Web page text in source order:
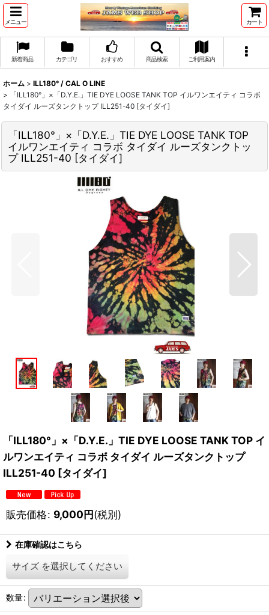
メニュー カート
新着商品 カテゴリ おすすめ 商品検索 ご利用案内
ホーム > ILL180° / CAL O LINE
>
「ILL180°」×「D.Y.E.」TIE DYE LOOSE TANK TOP イルワンエイティ コラボ
タイダイ ルーズタンクトップ ILL251-40 [タイダイ]
「ILL180°」×「D.Y.E.」TIE DYE LOOSE TANK TOP
イルワンエイティ コラボ タイダイ ルーズタンクトッ
プ ILL251-40 [タイダイ]
「ILL180°」×「D.Y.E.」TIE DYE LOOSE TANK TOP イ
ルワンエイティ コラボ タイダイ ルーズタンクトップ
ILL251-40 [タイダイ]
販売価格: 9,000円(税別)
在庫確認はこちら
サイズ を選択してください
数量: